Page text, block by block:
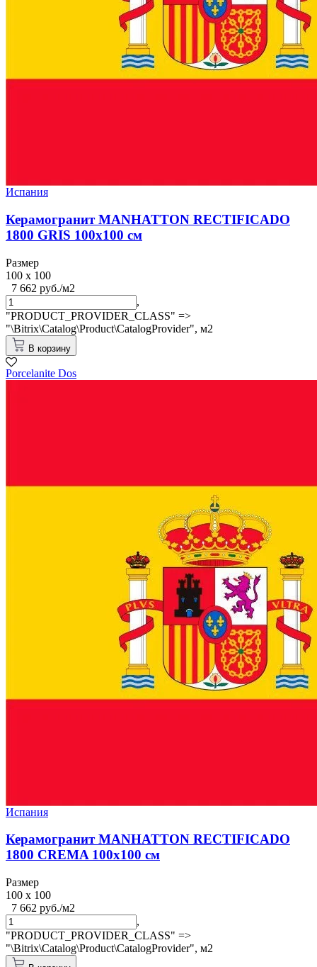
Испания
Керамогранит MANHATTON RECTIFICADO
1800 GRIS 100x100 см
Размер
100 x 100
7 662 руб./м2
,
"PRODUCT_PROVIDER_CLASS" =>
"\Bitrix\Catalog\Product\CatalogProvider", м2
В корзину
Porcelanite Dos
Испания
Керамогранит MANHATTON RECTIFICADO
1800 CREMA 100x100 см
Размер
100 x 100
7 662 руб./м2
,
"PRODUCT_PROVIDER_CLASS" =>
"\Bitrix\Catalog\Product\CatalogProvider", м2